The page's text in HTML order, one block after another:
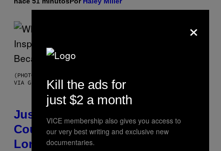
(PHOTO BY CHRISTOPHER POLK/NBCU PHOTO BANK/NBCUNIVERSAL
VIA GETTY IMAGES)
Justin Timberlake Released a
Country-Inspired Album in 2018
Long Before It Became a Trend
×
Kill the ads for
just $2 a month
VICE membership also gives you access to
our very best writing and exclusive new
documentaries.